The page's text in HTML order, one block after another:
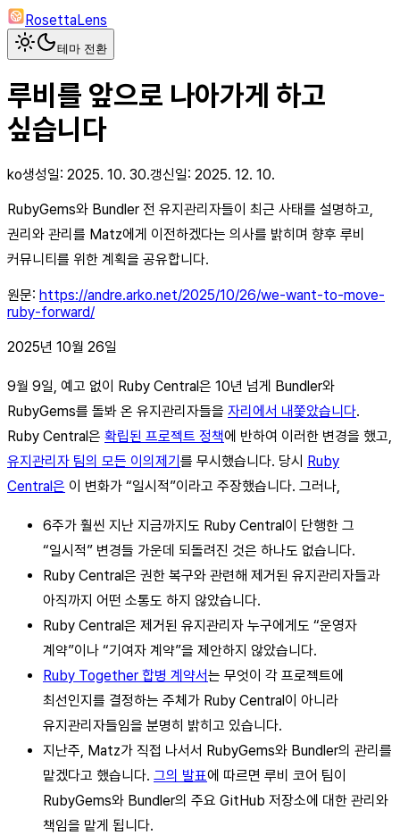
RosettaLens
테마 전환
루비를 앞으로 나아가게 하고
싶습니다
ko생성일: 2025. 10. 30.갱신일: 2025. 12. 10.
RubyGems와 Bundler 전 유지관리자들이 최근 사태를 설명하고,
권리와 관리를 Matz에게 이전하겠다는 의사를 밝히며 향후 루비
커뮤니티를 위한 계획을 공유합니다.
원문: https://andre.arko.net/2025/10/26/we-want-to-move-
ruby-forward/
2025년 10월 26일
9월 9일, 예고 없이 Ruby Central은 10년 넘게 Bundler와
RubyGems를 돌봐 온 유지관리자들을 자리에서 내쫓았습니다.
Ruby Central은 확립된 프로젝트 정책에 반하여 이러한 변경을 했고,
유지관리자 팀의 모든 이의제기를 무시했습니다. 당시 Ruby
Central은 이 변화가 “일시적”이라고 주장했습니다. 그러나,
6주가 훨씬 지난 지금까지도 Ruby Central이 단행한 그
“일시적” 변경들 가운데 되돌려진 것은 하나도 없습니다.
Ruby Central은 권한 복구와 관련해 제거된 유지관리자들과
아직까지 어떤 소통도 하지 않았습니다.
Ruby Central은 제거된 유지관리자 누구에게도 “운영자
계약”이나 “기여자 계약”을 제안하지 않았습니다.
Ruby Together 합병 계약서는 무엇이 각 프로젝트에
최선인지를 결정하는 주체가 Ruby Central이 아니라
유지관리자들임을 분명히 밝히고 있습니다.
지난주, Matz가 직접 나서서 RubyGems와 Bundler의 관리를
맡겠다고 했습니다. 그의 발표에 따르면 루비 코어 팀이
RubyGems와 Bundler의 주요 GitHub 저장소에 대한 관리와
책임을 맡게 됩니다.